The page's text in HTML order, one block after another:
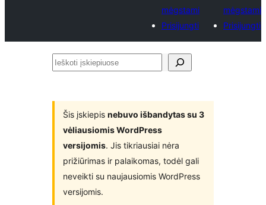
mėgstami
Prisijungti
mėgstami
Prisijungti
Ieškoti
Šis įskiepis nebuvo išbandytas su 3
vėliausiomis WordPress
versijomis. Jis tikriausiai nėra
prižiūrimas ir palaikomas, todėl gali
neveikti su naujausiomis WordPress
versijomis.